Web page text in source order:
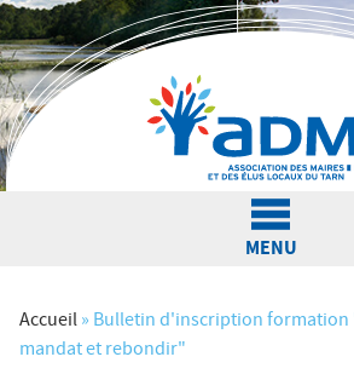
Jump to navigation
MENU
L'Association
Accueil » Bulletin d'inscription formation
mandat et rebondir"